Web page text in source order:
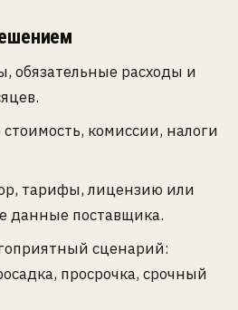
обязательные расходы и
комиссии, налоги
тарифы, лицензию или
данные поставщика.
сценарий:
просрочка, срочный